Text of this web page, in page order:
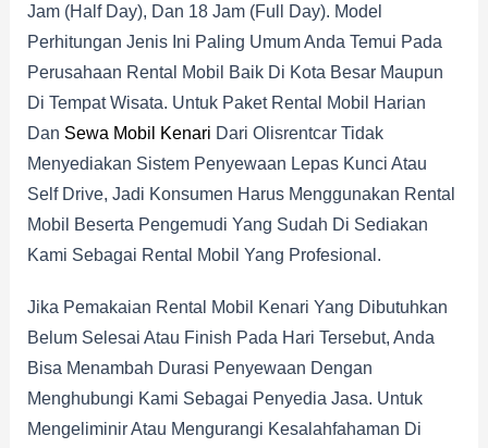
Jam (half Day), Dan 18 Jam (full Day). Model
Perhitungan Jenis Ini Paling Umum Anda Temui Pada
Perusahaan Rental Mobil Baik Di Kota Besar Maupun
Di Tempat Wisata. Untuk Paket Rental Mobil Harian
Dan Sewa Mobil Kenari Dari Olisrentcar Tidak
Menyediakan Sistem Penyewaan Lepas Kunci Atau
Self Drive, Jadi Konsumen Harus Menggunakan Rental
Mobil Beserta Pengemudi Yang Sudah Di Sediakan
Kami Sebagai Rental Mobil Yang Profesional.
Jika Pemakaian Rental Mobil Kenari Yang Dibutuhkan
Belum Selesai Atau Finish Pada Hari Tersebut, Anda
Bisa Menambah Durasi Penyewaan Dengan
Menghubungi Kami Sebagai Penyedia Jasa. Untuk
Mengeliminir Atau Mengurangi Kesalahfahaman Di